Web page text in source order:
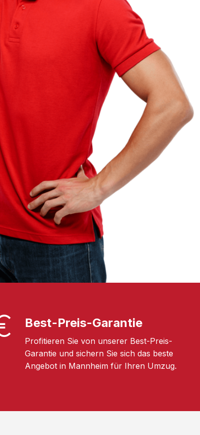
Best-Preis-Garantie
Profitieren Sie von unserer Best-Preis-
Garantie und sichern Sie sich das beste
Angebot in Mannheim für Ihren Umzug.